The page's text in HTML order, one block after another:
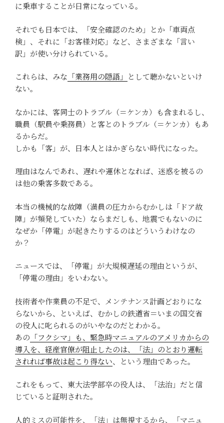
に乗車することが日常になっている。
それでも日本では、「安全確認のため」とか「車両点
検」、それに「お客様対応」など、さまざまな「言い
訳」が使い分けられている。
これらは、みな 「業務用の隠語」
として聴かないといけ
ない。
なかには、客同士のトラブル（＝ケンカ）も含まれるし、
職員（駅員や乗務員）と客とのトラブル（＝ケンカ）もあ
るからだ。
しかも「客」が、日本人とはかぎらない時代になった。
理由はなんであれ、遅れや運休となれば、迷惑を被るの
は他の乗客多数である。
本当の機械的な故障（満員の圧力からむかしは「ドア故
障」が頻発していた）ならまだしも、地震でもないのに
なぜか「停電」が起きたりするのはどういうわけなの
か？
ニュースでは、「停電」が大規模遅延の理由というが、
「停電の理由」をいわない。
技術者や作業員の不足で、メンテナンス計画どおりにな
らないから、といえば、むかしの鉄道省＝いまの国交省
の役人に叱られるのがいやなのだとわかる。
あの 「フクシマ」も、緊急時マニュアルのアメリカからの
導入を、経産官僚が阻止したのは、「法」のとおり運転
されれば事故は起こり得ない、という理由であった。
これをもって、東大法学部卒の役人は、「法治」だと信
じていると証明された。
人的ミスの可能性を、「法」は無視するから、「マニュ